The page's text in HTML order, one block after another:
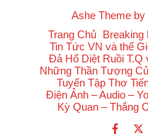
Ashe Theme
Trang Chủ
Breaking
Tin Tức VN và thế
Đả Hổ Diệt Ruồi T.Q
Những Thần Tượng
Tuyển Tập Thơ
Điện Ảnh – Audio –
Kỳ Quan – Thắng